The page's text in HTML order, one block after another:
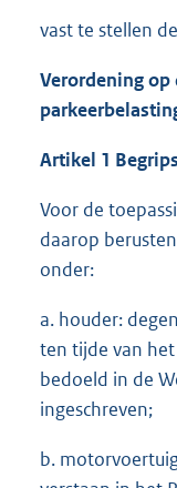
vast te stellen
Verordening
Artikel 1
Voor de
daarop
onder:
a. houder:
ten tijde van
bedoeld in de
ingeschreven;
b.